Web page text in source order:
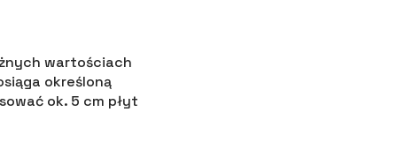
wartościach
określoną
ok. 5 cm płyt